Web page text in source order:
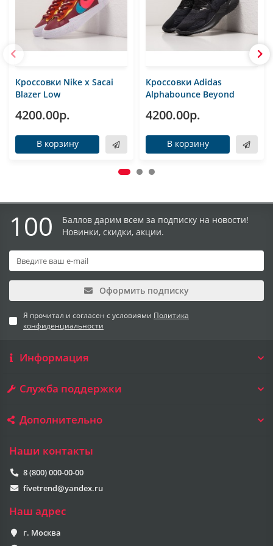
Кроссовки Nike x Sacai
Blazer Low
4200.00р.
В корзину
Кроссовки Adidas
Alphabounce Beyond
4200.00р.
В корзину
100
Баллов дарим всем за подписку на новости!
Новинки, скидки, акции.
Оформить подписку
Я прочитал и согласен с условиями Политика
конфиденциальности
Информация
Служба поддержки
Дополнительно
Наши контакты
8 (800) 000-00-00
fivetrend@yandex.ru
Наш адрес
г. Москва